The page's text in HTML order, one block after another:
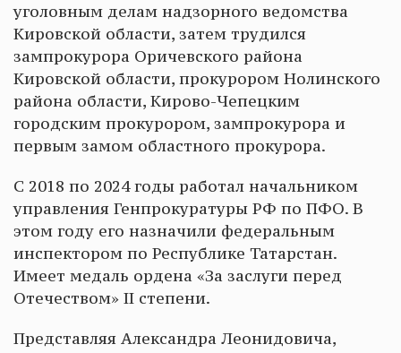
уголовным делам надзорного ведомства
Кировской области, затем трудился
зампрокурора Оричевского района
Кировской области, прокурором Нолинского
района области, Кирово-Чепецким
городским прокурором, зампрокурора и
первым замом областного прокурора.
С 2018 по 2024 годы работал начальником
управления Генпрокуратуры РФ по ПФО. В
этом году его назначили федеральным
инспектором по Республике Татарстан.
Имеет медаль ордена «За заслуги перед
Отечеством» II степени.
Представляя Александра Леонидовича,